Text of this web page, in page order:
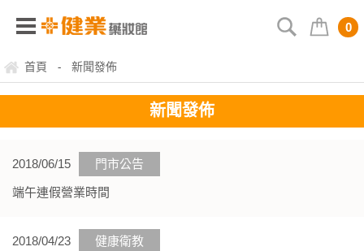
0
首頁 - 新聞發佈
新聞發佈
2018/06/15 門市公告
端午連假營業時間
2018/04/23 健康衛教